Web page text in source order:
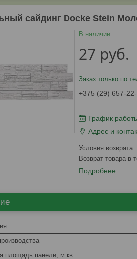
сайдинг Docke Stein
В наличии
27 руб.
Заказ только по
+375 (29) 657-
График
Адрес и
возврат товара в
Подробнее
площадь панели, м.кв